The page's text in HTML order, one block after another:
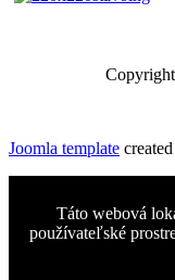
Joomla template
Táto webová
používateľské